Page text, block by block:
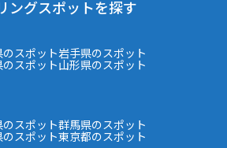
ングスポットを探す
スポット岩手県のスポット
スポット山形県のスポット
スポット群馬県のスポット
スポット東京都のスポット